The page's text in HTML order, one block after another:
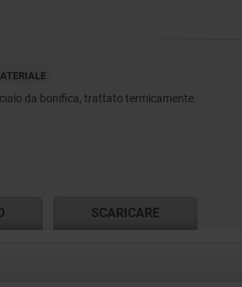
da bonifica, trattato termicamente.
SCARICARE